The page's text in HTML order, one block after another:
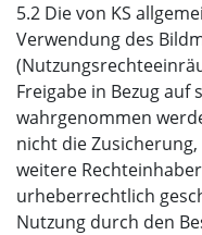
5.2 Die von KS
Verwendung des
Freigabe in Bezug auf
wahrgenommen
nicht die
weitere
urheberrechtlich
Nutzung durch den